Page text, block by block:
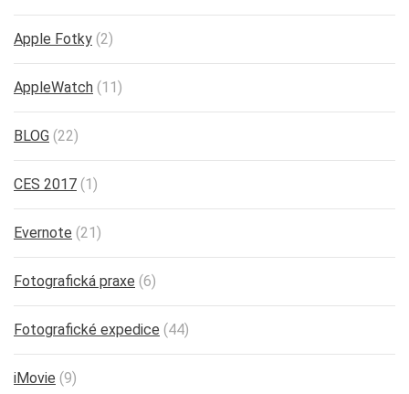
Apple Fotky (2)
AppleWatch (11)
BLOG (22)
CES 2017 (1)
Evernote (21)
Fotografická praxe (6)
Fotografické expedice (44)
iMovie (9)